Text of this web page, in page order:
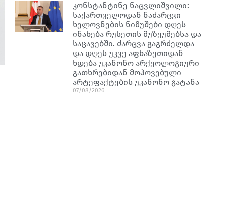
კონსტანტინე ნაცვლიშვილი:
საქართველოდან ნაძარცვი
ხელოვნების ნიმუშები დღეს
ინახება რუსეთის მუზეუმებსა და
საცავებში. ძარცვა გაგრძელდა
და დღეს უკვე აფხაზეთიდან
ხდება უკანონო არქეოლოგიური
გათხრებიდან მოპოვებული
არტეფაქტების უკანონო გატანა
07/08/2026